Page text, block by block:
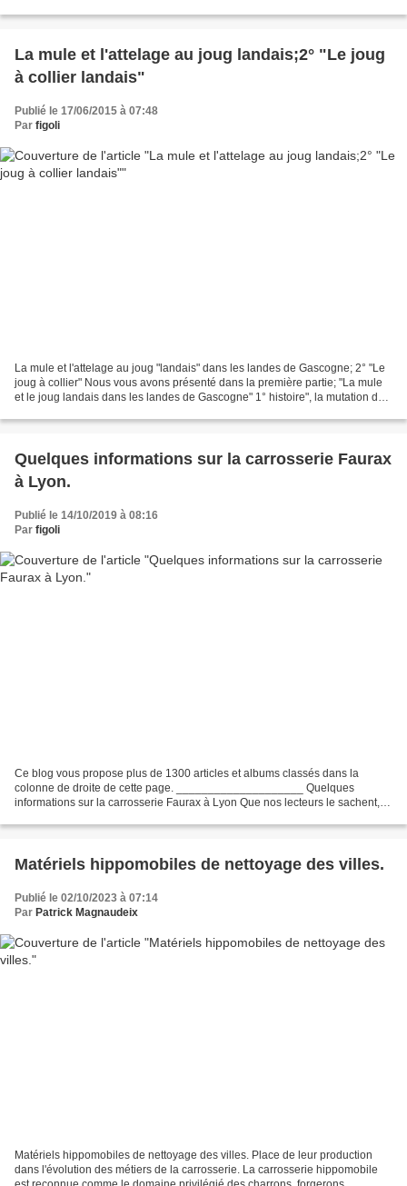
La mule et l'attelage au joug landais;2° "Le joug
à collier landais"
Publié le 17/06/2015 à 07:48
Par figoli
La mule et l'attelage au joug "landais" dans les landes de Gascogne; 2° "Le
joug à collier" Nous vous avons présenté dans la première partie; "La mule
et le joug landais dans les landes de Gascogne" 1° histoire", la mutation du
Quelques informations sur la carrosserie Faurax
à Lyon.
Publié le 14/10/2019 à 08:16
Par figoli
Ce blog vous propose plus de 1300 articles et albums classés dans la
colonne de droite de cette page. ____________________ Quelques
informations sur la carrosserie Faurax à Lyon Que nos lecteurs le sachent,
Matériels hippomobiles de nettoyage des villes.
Publié le 02/10/2023 à 07:14
Par Patrick Magnaudeix
Matériels hippomobiles de nettoyage des villes. Place de leur production
dans l'évolution des métiers de la carrosserie. La carrosserie hippomobile